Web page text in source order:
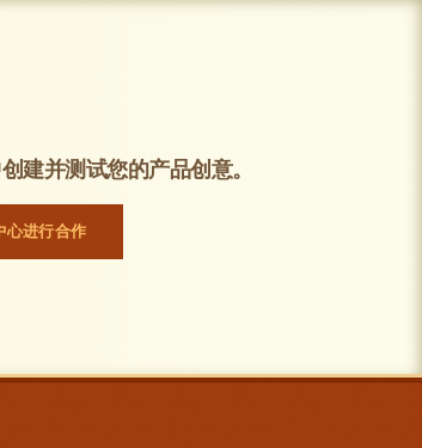
建并测试您的产品创意。
心进行合作